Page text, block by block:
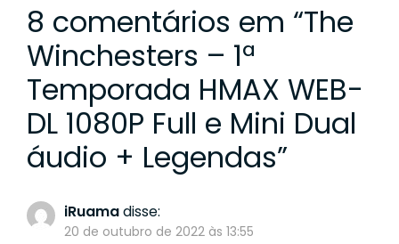
8 comentários em “The
Winchesters – 1ª
Temporada HMAX WEB-
DL 1080P Full e Mini Dual
áudio + Legendas”
iRuamadisse:
20 de outubro de 2022 às 13:55